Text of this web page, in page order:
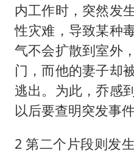
内工作时，突然发
性灾难，导致某种
气不会扩散到室外
门，而他的妻子却
逃出。为此，乔感
以后要查明突发事件
2 第二个片段则发